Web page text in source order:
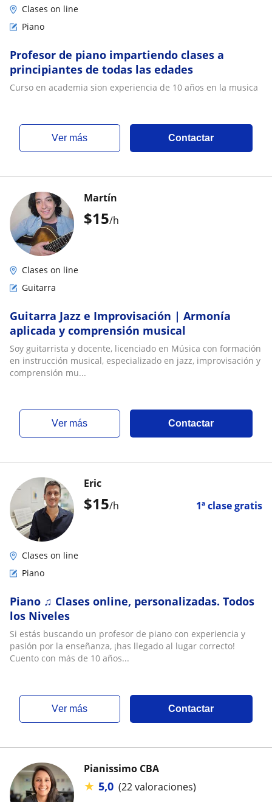
Clases on line
Piano
Profesor de piano impartiendo clases a
principiantes de todas las edades
Curso en academia sion experiencia de 10 años en la musica
ver más Contactar
$15/h
Martín
Clases on line
Guitarra
Guitarra Jazz e Improvisación | Armonía
aplicada y comprensión musical
Soy guitarrista y docente, licenciado en Música con formación
en instrucción musical, especializado en jazz, improvisación y
comprensión mu...
ver más Contactar
$15/h 1ª clase gratis
Eric
Clases on line
Piano
Piano ♫ Clases online, personalizadas. Todos
los Niveles
Si estás buscando un profesor de piano con experiencia y
pasión por la enseñanza, ¡has llegado al lugar correcto!
Cuento con más de 10 años...
ver más Contactar
Pianissimo CBA
★ 5,0 (22 valoraciones)